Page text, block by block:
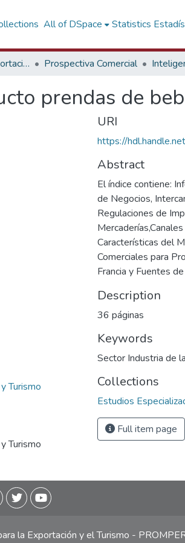
All of DSpace Statistics
Promoción de las Exportaciones Prospectiva Comercial
prendas de
Turismo
Turismo
URI
https://
Abstract
El índice contiene:
de Negocios,
Regulaciones de
Características del
Comerciales para
Francia y Fuentes
Description
36 páginas
Keywords
Sector Industria de
Collections
Estudios
Full item page
la Exportación y el Turismo -